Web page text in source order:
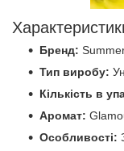
Бренд:
Тип виробу:
Кількість в
Аромат:
Особливості: